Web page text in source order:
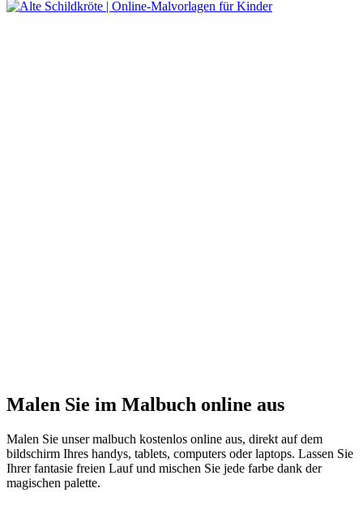
Malen Sie im Malbuch online aus
Malen Sie unser malbuch kostenlos online aus, direkt auf dem
bildschirm Ihres handys, tablets, computers oder laptops. Lassen Sie
Ihrer fantasie freien Lauf und mischen Sie jede farbe dank der
magischen palette.